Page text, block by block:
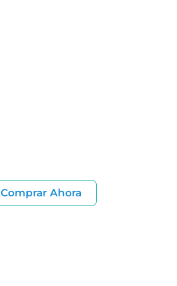
Comprar Ahora